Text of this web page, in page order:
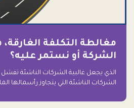
مغالطة التكلفة
الشركة أو نستمر عليه؟
الذي يجعل غالبية الشركات الناشئة
الشركات الناشئة التي يتجاوز رأسمالها